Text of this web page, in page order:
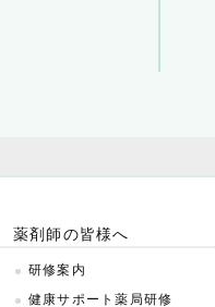
薬剤師の皆様へ
研修案内
健康サポート薬局研修